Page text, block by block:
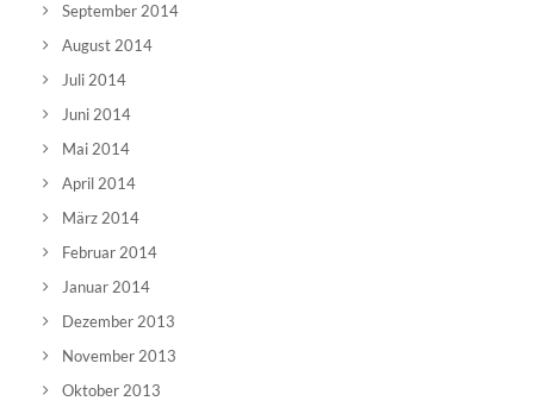
September 2014
August 2014
Juli 2014
Juni 2014
Mai 2014
April 2014
März 2014
Februar 2014
Januar 2014
Dezember 2013
November 2013
Oktober 2013